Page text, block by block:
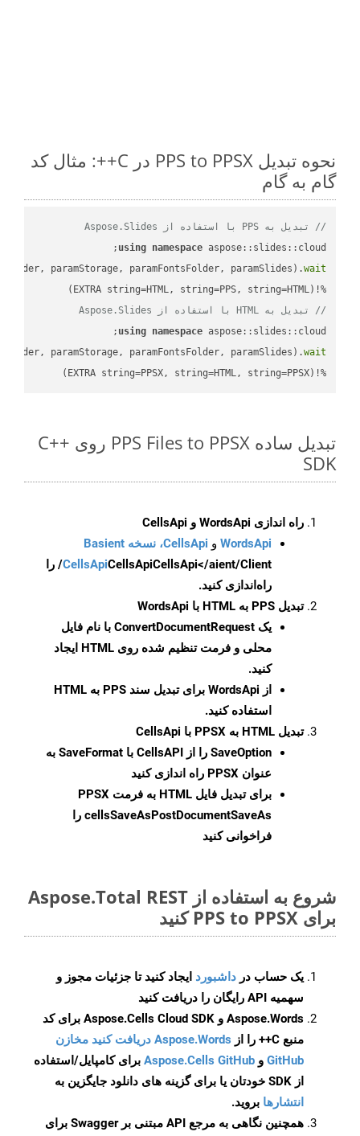
نحوه تبدیل PPS to PPSX در C++: مثال کد
گام به گام
// تبدیل به PPS با استفاده از Aspose.Slides
using namespace
paramStorage, paramFontsFolder, paramSlides).wait
%!(EXTRA string=HTML, string=PPS, string=HTML)
// تبدیل به HTML با استفاده از Aspose.Slides
using namespace
paramStorage, paramFontsFolder, paramSlides).wait
%!(EXTRA string=PPSX, string=HTML, string=PPSX)
تبدیل ساده PPS Files to PPSX روی C++
SDK
راه اندازی WordsApi و CellsApi
WordsApi و CellsApi، نسخه Basient
CellsApiCellsApi
CellsApi</aient/Client/ را
راه‌اندازی کنید.
تبدیل PPS به HTML با WordsApi
یک ConvertDocumentRequest با نام فایل
محلی و فرمت تنظیم شده روی HTML ایجاد
کنید.
از WordsApi برای تبدیل سند PPS به HTML
استفاده کنید.
تبدیل HTML به PPSX با CellsApi
SaveOption
را از CellsAPI با SaveFormat به
عنوان PPSX راه اندازی کنید
برای تبدیل فایل HTML به فرمت
PPSX
cellsSaveAsPostDocumentSaveAs را
فراخوانی کنید
شروع به استفاده از Aspose.Total REST
برای PPS to PPSX کنید
یک حساب در داشبورد ایجاد کنید تا جزئیات مجوز و
سهمیه API رایگان را دریافت کنید
Aspose.Words و Aspose.Cells Cloud SDK برای کد
منبع C++ را از
Aspose.Words دریافت کنید مخازن
GitHub و Aspose.Cells GitHub برای کامپایل/استفاده
از SDK خودتان یا برای گزینه های دانلود جایگزین به
انتشارها بروید.
همچنین نگاهی به مرجع API مبتنی بر Swagger برای